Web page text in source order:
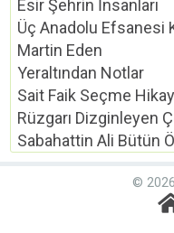
Esir Şehrin İnsanları
Üç Anadolu Efsanesi
Martin Eden
Yeraltından Notlar
Sait Faik Seçme
Rüzgarı Dizginleyen
Sabahattin Ali Bütün
©